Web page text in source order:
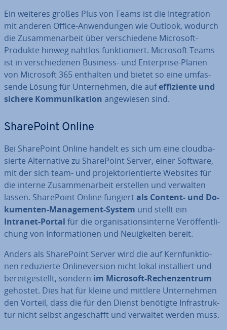
Ein weiteres großes Plus von Teams ist die In­te­gra­ti­on
mit anderen Office-An­wen­dun­gen wie Outlook, wodurch
die Zu­sam­men­ar­beit über ver­schie­de­ne Microsoft-
Produkte hinweg nahtlos funk­tio­niert. Microsoft Teams
ist in ver­schie­de­nen Business- und En­ter­pri­se-Plänen
von Microsoft 365 enthalten und bietet so eine um­fas­
sen­de Lösung für Un­ter­neh­men, die aufef­fi­zi­en­te und
sichere Kom­mu­ni­ka­ti­on an­ge­wie­sen sind.
Share­Point Online
Bei Share­Point Online handelt es sich um eine cloud­ba­
sier­te Al­ter­na­ti­ve zu Share­Point Server, einer Software,
mit der sich team- und pro­jekt­ori­en­tier­te Websites für
die interne Zu­sam­men­ar­beit erstellen und verwalten
lassen. Share­Point Online fungiertals Content- und Do­
ku­men­ten-Ma­nage­ment-System und stellt ein
Intranet-Portal für die or­ga­ni­sa­ti­ons­in­ter­ne Ver­öf­fent­li­
chung von In­for­ma­tio­nen und Neu­ig­kei­ten bereit.
Anders als Share­Point Server wird die auf Kern­funk­tio­
nen re­du­zier­te On­lin­ever­si­on nicht lokal in­stal­liert und
be­reit­ge­stellt, sondern im Microsoft-Re­chen­zen­trum
gehostet. Dies hat für kleine und mittlere Un­ter­neh­men
den Vorteil, dass die für den Dienst benötigte In­fra­struk­
tur nicht selbst an­ge­schafft und verwaltet werden muss.